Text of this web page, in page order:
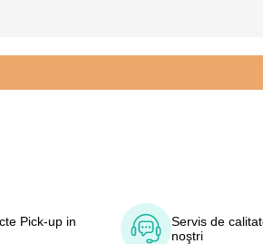
Pick-up in
Servis de
noştri